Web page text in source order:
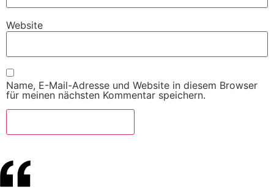
Website
Name, E-Mail-Adresse und Website in diesem Browser
für meinen nächsten Kommentar speichern.